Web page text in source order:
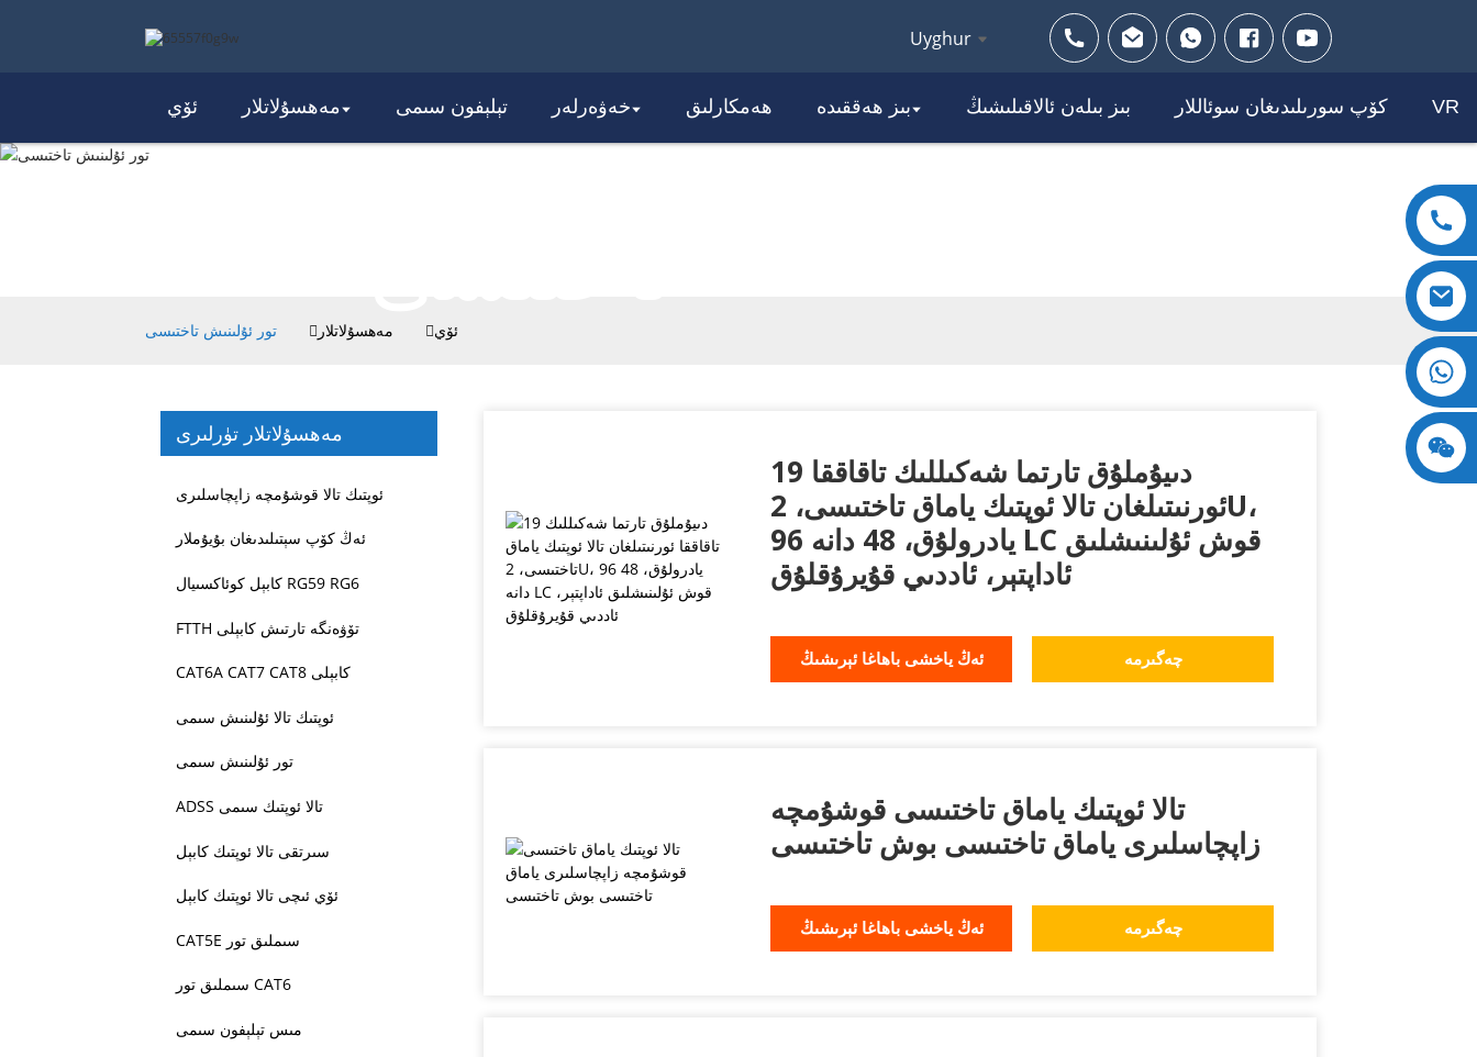
Uyghur
ئۆي مەھسۇلاتلار تېلېفون سىمى خەۋەرلەر ھەمكارلىق بىز ھەققىدە بىز بىلەن ئالاقىلىشىڭ كۆپ سورىلىدىغان سوئاللار VR
تور ئۇلىنىش
ئۆي مەھسۇلاتلار تور ئۇلىنىش تاختىسى
مەھسۇلاتلار تۈرلىرى
ئوپتىك تالا قوشۇمچە زاپچاسلىرى
ئەڭ كۆپ سېتىلىدىغان بۇيۇملار
كابېل كوئاكسىيال RG59 RG6
FTTH تۆۋەنگە تارتىش كابېلى
CAT6A CAT7 CAT8 كابېلى
ئوپتىك تالا ئۇلىنىش سىمى
تور ئۇلىنىش سىمى
ADSS تالا ئوپتىك سىمى
سىرتقى تالا ئوپتىك كابېل
ئۆي ئىچى تالا ئوپتىك كابېل
CAT5E سىملىق تور
سىملىق تور CAT6
مىس تېلېفون سىمى
19 دىيۇملۇق تارتما شەكىللىك تاقاققا
ئورنىتىلغان تالا ئوپتىك ياماق تاختىسى، 2U،
96 يادرولۇق، 48 دانە LC قوش ئۇلىنىشلىق
ئاداپتېر، ئاددىي قۇيرۇقلۇق
ئەڭ ياخشى باھاغا ئېرىشىڭ چەگىرمە
تالا ئوپتىك ياماق تاختىسى قوشۇمچە
زاپچاسلىرى ياماق تاختىسى بوش تاختىسى
ئەڭ ياخشى باھاغا ئېرىشىڭ چەگىرمە